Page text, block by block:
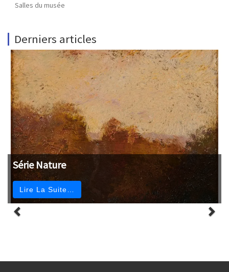
Salles du musée
Derniers articles
Série Nature
Lire La Suite…